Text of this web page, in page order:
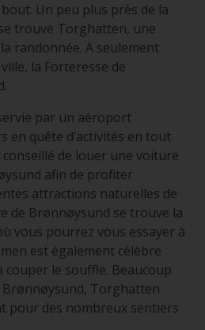
bout. Un peu plus près de la
trouve Torghatten, une
randonnée. A seulement
la Forteresse de
par un aéroport
en quête d’activités en tout
conseillé de louer une voiture
afin de profiter
attractions naturelles de
de Brønnøysund se trouve la
vous pourrez vous essayer à
est également célèbre
couper le souffle. Beaucoup
Brønnøysund, Torghatten
pour des nombreux sentiers